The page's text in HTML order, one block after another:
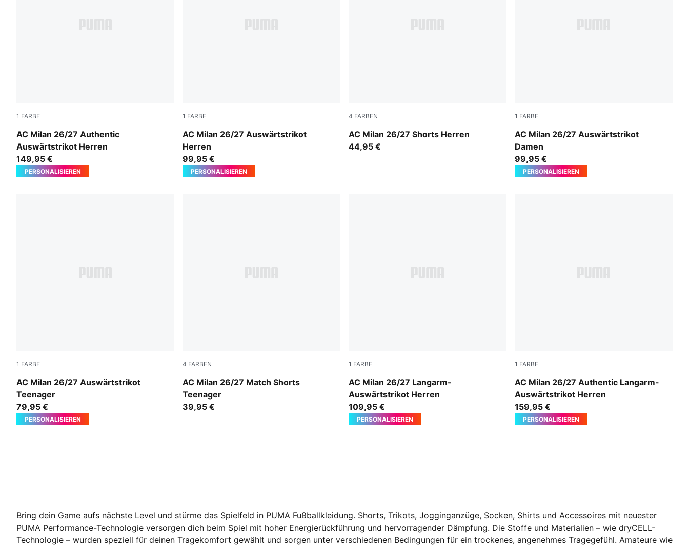
1 FARBE
AC Milan 26/27 Authentic
Auswärtstrikot Herren
PUMA White-Victory Gold
149,95 €
PERSONALISIEREN
1 FARBE
AC Milan 26/27 Auswärtstrikot
Herren
PUMA White-Victory Gold
99,95 €
PERSONALISIEREN
4 FARBEN
AC Milan 26/27 Shorts Herren
PUMA White-Victory Gold
44,95 €
1 FARBE
AC Milan 26/27 Auswärtstrikot
Damen
PUMA White-Victory Gold
99,95 €
PERSONALISIEREN
1 FARBE
AC Milan 26/27 Auswärtstrikot
Teenager
PUMA White-Victory Gold
79,95 €
PERSONALISIEREN
4 FARBEN
AC Milan 26/27 Match Shorts
Teenager
PUMA White-Victory Gold
39,95 €
1 FARBE
AC Milan 26/27 Langarm-
Auswärtstrikot Herren
PUMA White-Victory Gold
109,95 €
PERSONALISIEREN
1 FARBE
AC Milan 26/27 Authentic Langarm-
Auswärtstrikot Herren
PUMA White-Victory Gold
159,95 €
PERSONALISIEREN
Bring dein Game aufs nächste Level und stürme das Spielfeld in PUMA Fußballkleidung. Shorts, Trikots, Jogginganzüge, Socken, Shirts und Accessoires mit neuester
PUMA Performance-Technologie versorgen dich beim Spiel mit hoher Energierückführung und hervorragender Dämpfung. Die Stoffe und Materialien – wie dryCELL-
Technologie – wurden speziell für deinen Tragekomfort gewählt und sorgen unter verschiedenen Bedingungen für ein trockenes, angenehmes Tragegefühl. Amateure wie